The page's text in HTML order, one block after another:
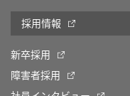
採用情報
新卒採用
障害者採用